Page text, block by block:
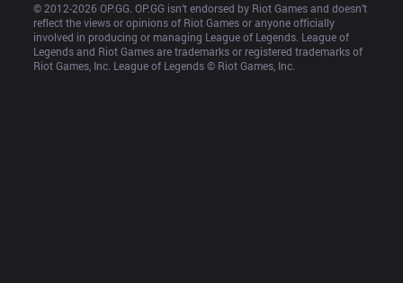
© 2012-2026 OP.GG. OP.GG isn’t endorsed by Riot Games and doesn’t
reflect the views or opinions of Riot Games or anyone officially
involved in producing or managing League of Legends. League of
Legends and Riot Games are trademarks or registered trademarks of
Riot Games, Inc. League of Legends © Riot Games, Inc.